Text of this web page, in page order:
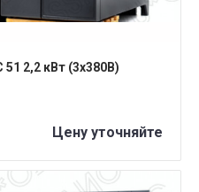
51 2,2 кВт (3x380B)
Цену уточняйте